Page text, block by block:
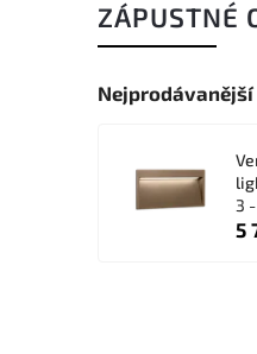
ZÁPUSTNÉ
Nejprodávanější
3
5